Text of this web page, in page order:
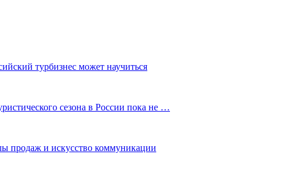
турбизнес может научиться
сезона в России пока не …
продаж и искусство коммуникации